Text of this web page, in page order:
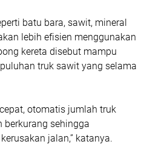
batu bara, sawit, mineral
lebih efisien menggunakan
kereta disebut mampu
truk sawit yang selama
otomatis jumlah truk
berkurang sehingga
jalan,” katanya.